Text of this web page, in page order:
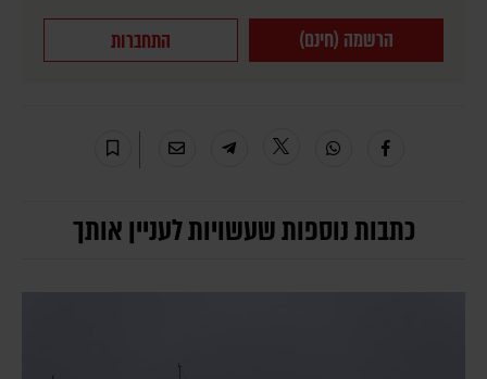
הרשמה (חינם) התחברות
כתבות נוספות שעשויות לעניין אותך